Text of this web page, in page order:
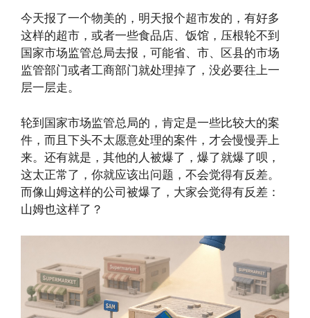
今天报了一个物美的，明天报个超市发的，有好多
这样的超市，或者一些食品店、饭馆，压根轮不到
国家市场监管总局去报，可能省、市、区县的市场
监管部门或者工商部门就处理掉了，没必要往上一
层一层走。
轮到国家市场监管总局的，肯定是一些比较大的案
件，而且下头不太愿意处理的案件，才会慢慢弄上
来。还有就是，其他的人被爆了，爆了就爆了呗，
这太正常了，你就应该出问题，不会觉得有反差。
而像山姆这样的公司被爆了，大家会觉得有反差：
山姆也这样了？